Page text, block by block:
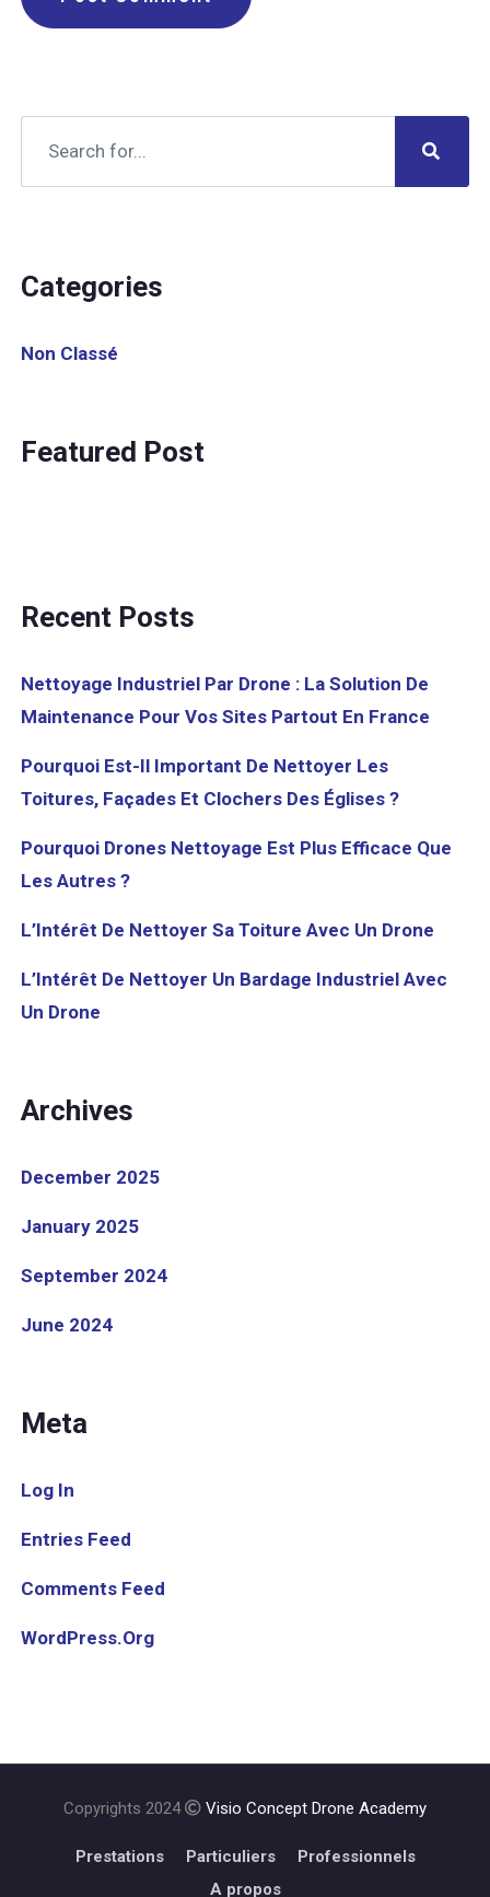
Categories
Non Classé
Featured Post
Recent Posts
Nettoyage Industriel Par Drone : La Solution De
Maintenance Pour Vos Sites Partout En France
Pourquoi Est-Il Important De Nettoyer Les
Toitures, Façades Et Clochers Des Églises ?
Pourquoi Drones Nettoyage Est Plus Efficace Que
Les Autres ?
L’Intérêt De Nettoyer Sa Toiture Avec Un Drone
L’Intérêt De Nettoyer Un Bardage Industriel Avec
Un Drone
Archives
December 2025
January 2025
September 2024
June 2024
Meta
Log In
Entries Feed
Comments Feed
WordPress.org
Copyrights 2024 Visio Concept Drone Academy
Prestations Particuliers
Professionnels
A propos